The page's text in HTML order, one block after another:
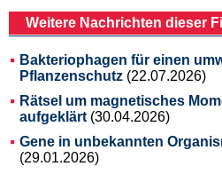
Weitere Nachrichten dieser
Bakteriophagen für einen
Pflanzenschutz (22.07.2026)
Rätsel um magnetisches
aufgeklärt (30.04.2026)
Gene in unbekannten
(29.01.2026)